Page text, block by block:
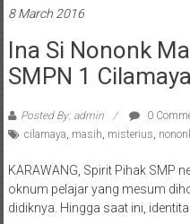
8 March 2016
Ina Si Nononk
SMPN 1
Posted By: admin
0
cilamaya masih misterius
KARAWANG, Spirit Pihak SMP
oknum pelajar yang mesum
didiknya. Hingga saat ini,